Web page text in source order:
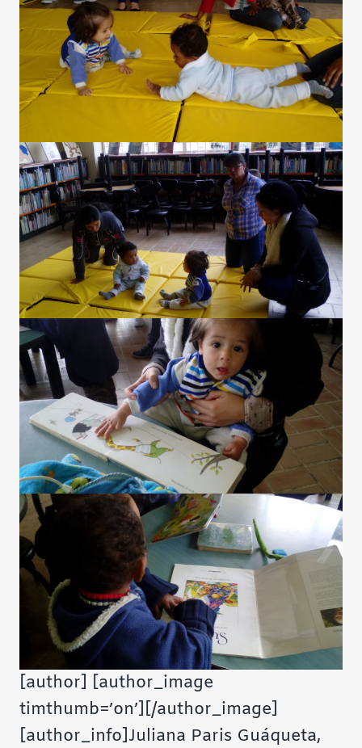
[author] [author_image
timthumb=’on’][/author_image]
[author_info]Juliana Paris Guáqueta,